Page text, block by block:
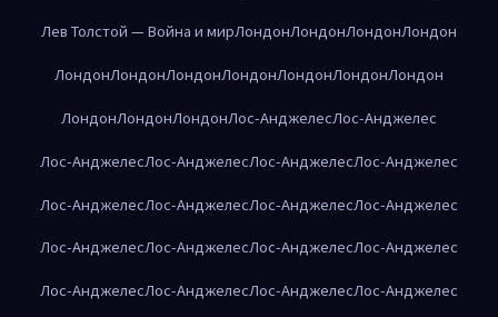
Лев Толстой — Война и мирЛондонЛондонЛондонЛондон
ЛондонЛондонЛондонЛондонЛондонЛондонЛондон
ЛондонЛондонЛондонЛос-АнджелесЛос-Анджелес
Лос-АнджелесЛос-АнджелесЛос-АнджелесЛос-Анджелес
Лос-АнджелесЛос-АнджелесЛос-АнджелесЛос-Анджелес
Лос-АнджелесЛос-АнджелесЛос-АнджелесЛос-Анджелес
Лос-АнджелесЛос-АнджелесЛос-АнджелесЛос-Анджелес